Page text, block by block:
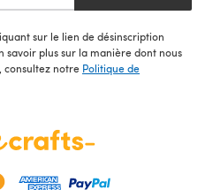
sur le lien de désinscription
plus sur la manière dont nous
consultez notre Politique de